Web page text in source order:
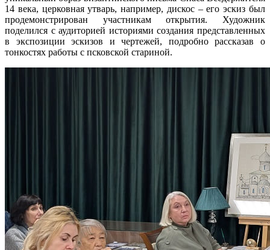
14 века, церковная утварь, например, дискос – его эскиз был
продемонстрирован участникам открытия. Художник
поделился с аудиторией историями создания представленных
в экспозиции эскизов и чертежей, подробно рассказав о
тонкостях работы с псковской стариной.